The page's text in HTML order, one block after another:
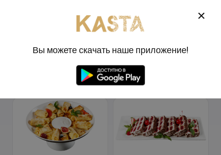
✕
Вы можете скачать наше приложение!